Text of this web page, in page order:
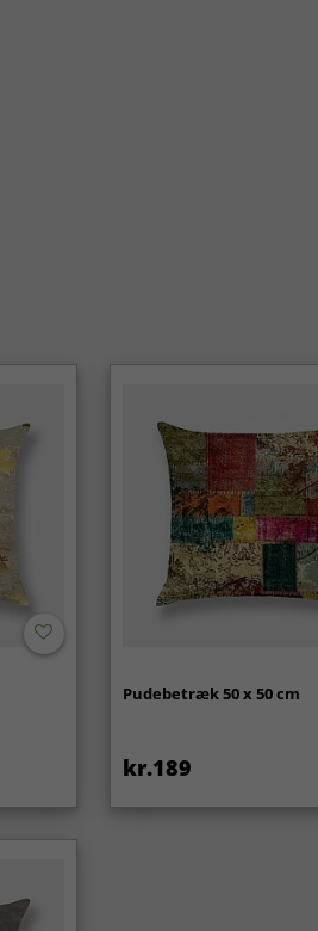
Pudebetræk 50 x 50 cm
kr.189